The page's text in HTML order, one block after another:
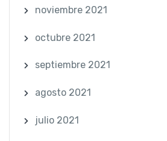
noviembre 2021
octubre 2021
septiembre 2021
agosto 2021
julio 2021